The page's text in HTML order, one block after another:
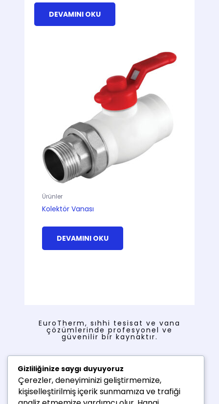
DEVAMINI OKU
Ürünler
Kolektör Vanası
DEVAMINI OKU
EuroTherm, sıhhi tesisat ve vana
çözümlerinde profesyonel ve
güvenilir bir kaynaktır.
Ana Sayfa
Ürünler
Gizliliğinize saygı duyuyoruz
Çerezler, deneyiminizi geliştirmemize,
kişiselleştirilmiş içerik sunmamıza ve trafiği